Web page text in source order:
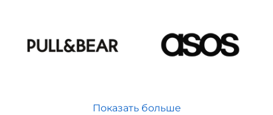
Показать больше